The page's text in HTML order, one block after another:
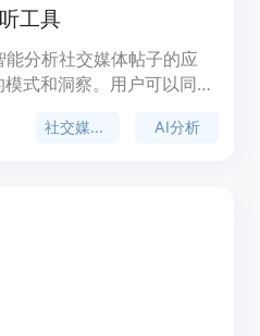
工具
分析社交媒体帖子的应
式和洞察。用户可以同时
由Dominic Emanuel
社交媒体监听 AI分析